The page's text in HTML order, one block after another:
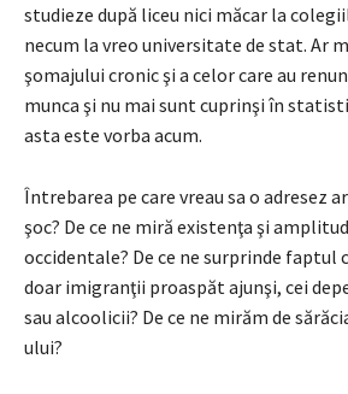
studieze după liceu nici măcar la
necum la vreo universitate de stat. Ar
şomajului cronic şi a celor care au
munca şi nu mai sunt cuprinşi în
asta este vorba acum.
Întrebarea pe care vreau sa o adresez
şoc? De ce ne miră existenţa şi
occidentale? De ce ne surprinde faptul
doar imigranţii proaspăt ajunşi, cei
sau alcoolicii? De ce ne mirăm de
ului?